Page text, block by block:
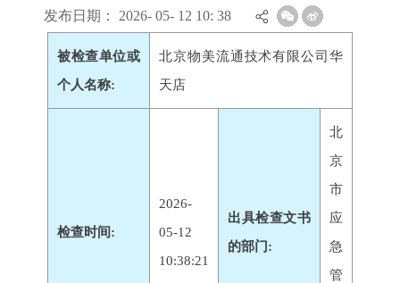
发布日期： 2026- 05- 12 10: 38
被检查单位或
个人名称:
北京物美流通技术有限公司华
天店
检查时间:
2026-
05-12
10:38:21
出具检查文书
的部门:
北
京
市
应
急
管